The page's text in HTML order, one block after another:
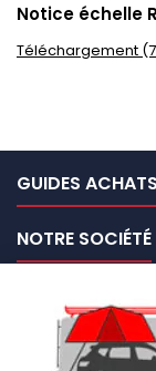
Notice échelle
Téléchargement
GUIDES ACHATS
NOTRE SOCIÉTÉ
VOTRE COMPTE